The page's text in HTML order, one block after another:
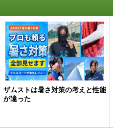
ザムストは暑さ対策の考えと性能
が違った